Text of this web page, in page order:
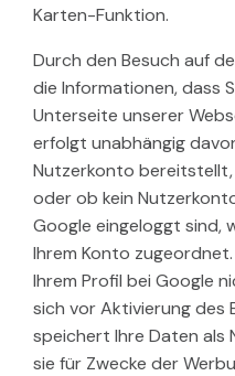
Karten-Funktion.
Durch den Besuch auf
die Informationen, dass
Unterseite unserer
erfolgt unabhängig
Nutzerkonto bereitstellt,
oder ob kein
Google eingeloggt sind,
Ihrem Konto
Ihrem Profil bei Google
sich vor Aktivierung des
speichert Ihre Daten
sie für Zwecke der